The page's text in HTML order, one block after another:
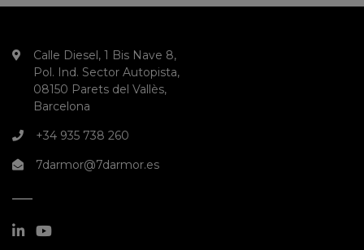
Calle Diesel, 1 Bis Nave 8,
Pol. Ind. Sector Autopista,
08150 Parets del Vallès,
Barcelona
+34 935 738 260
7darmor@7darmor.es